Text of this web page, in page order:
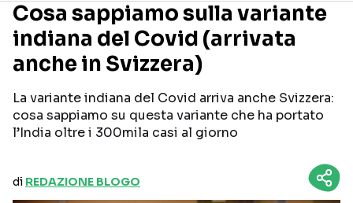
Seguici sui social
Cosa sappiamo sulla variante
indiana del Covid (arrivata
anche in Svizzera)
La variante indiana del Covid arriva anche Svizzera:
cosa sappiamo su questa variante che ha portato
l’India oltre i 300mila casi al giorno
di REDAZIONE BLOGO